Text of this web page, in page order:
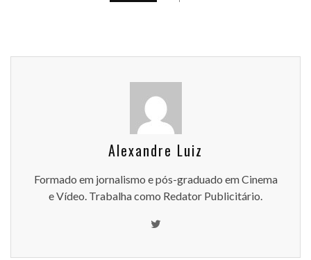
Alexandre Luiz
Formado em jornalismo e pós-graduado em Cinema
e Vídeo. Trabalha como Redator Publicitário.